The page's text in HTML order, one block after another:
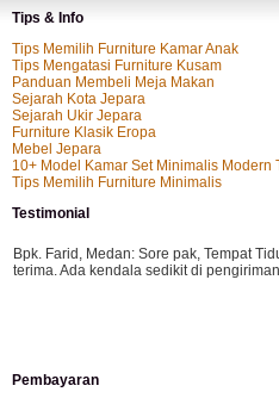
Tips & Info
Tips Memilih Furniture Kamar Anak
Tips Mengatasi Furniture Kusam
Panduan Membeli Meja Makan
Sejarah Kota Jepara
Sejarah Ukir Jepara
Furniture Klasik Eropa
Mebel Jepara
10+ Model Kamar Set Minimalis Modern
Tips Memilih Furniture Minimalis
Testimonial
Bpk. Farid, Medan: Sore pak, Tempat
terima. Ada kendala sedikit di
kursi teras saya sudah saya terima dan p...
Pembayaran